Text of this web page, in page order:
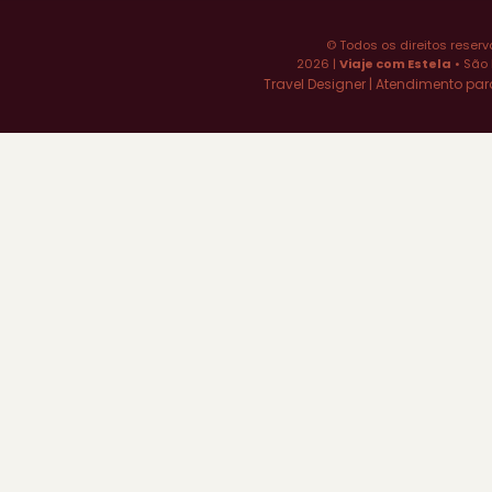
© Todos os direitos
2026 | Viaje com Estela • São
Travel Designer | Atendimento